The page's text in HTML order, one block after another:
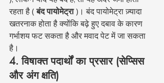
रहता है ( बंद पायोमेट्रा )। बंद पायोमेट्रा ज़्यादा
खतरनाक होता है क्योंकि बढ़े हुए दबाव के कारण
गर्भाशय फट सकता है और मवाद पेट में जा सकता
है।
4. विषाक्त पदार्थों का प्रसार (सेप्सिस
और अंग क्षति)